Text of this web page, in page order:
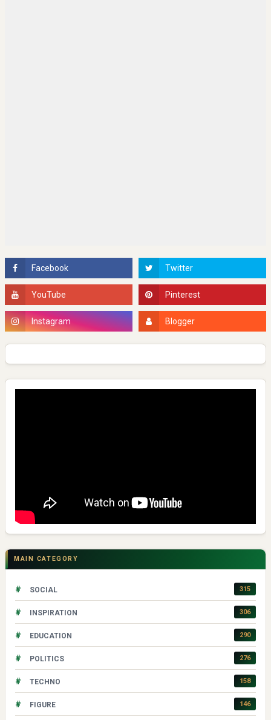
MAIN CATEGORY
# SOCIAL 315
# INSPIRATION 306
# EDUCATION 290
# POLITICS 276
# TECHNO 158
# FIGURE 146